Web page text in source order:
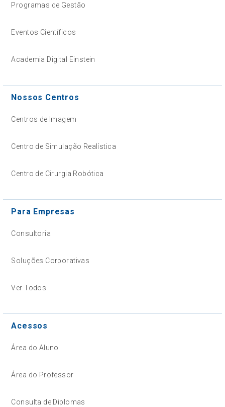
Programas de Gestão
Eventos Científicos
Academia Digital Einstein
Nossos Centros
Centros de Imagem
Centro de Simulação Realística
Centro de Cirurgia Robótica
Para Empresas
Consultoria
Soluções Corporativas
Ver Todos
Acessos
Área do Aluno
Área do Professor
Consulta de Diplomas